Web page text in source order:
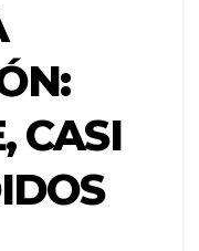
CASI